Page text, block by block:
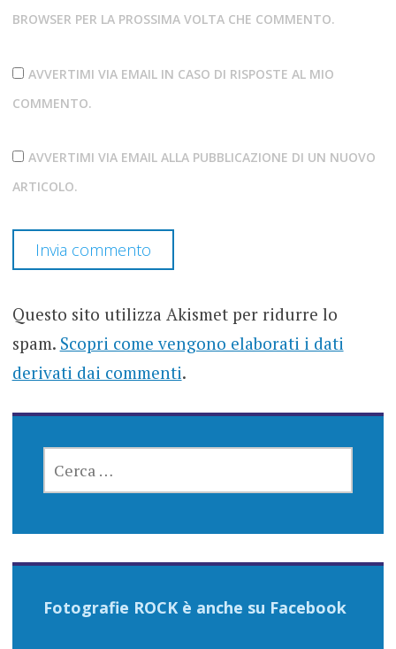
BROWSER PER LA PROSSIMA VOLTA CHE COMMENTO.
AVVERTIMI VIA EMAIL IN CASO DI RISPOSTE AL MIO
COMMENTO.
AVVERTIMI VIA EMAIL ALLA PUBBLICAZIONE DI UN NUOVO
ARTICOLO.
Questo sito utilizza Akismet per ridurre lo
spam. Scopri come vengono elaborati i dati
derivati dai commenti.
PER:
Fotografie ROCK è anche su Facebook